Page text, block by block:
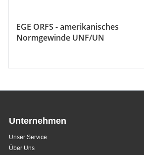
EGE ORFS - amerikanisches
Normgewinde UNF/UN
Unternehmen
Unser Service
Über Uns